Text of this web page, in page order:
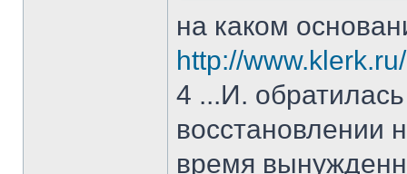
на каком
http://
4 ...И.
восстановлении
время